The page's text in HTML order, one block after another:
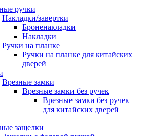
ручки
Накладки/завертки
Броненакладки
Накладки
Ручки на планке
Ручки на планке для китайских
дверей
Врезные замки
Врезные замки без ручек
Врезные замки без ручек
для китайских дверей
защелки